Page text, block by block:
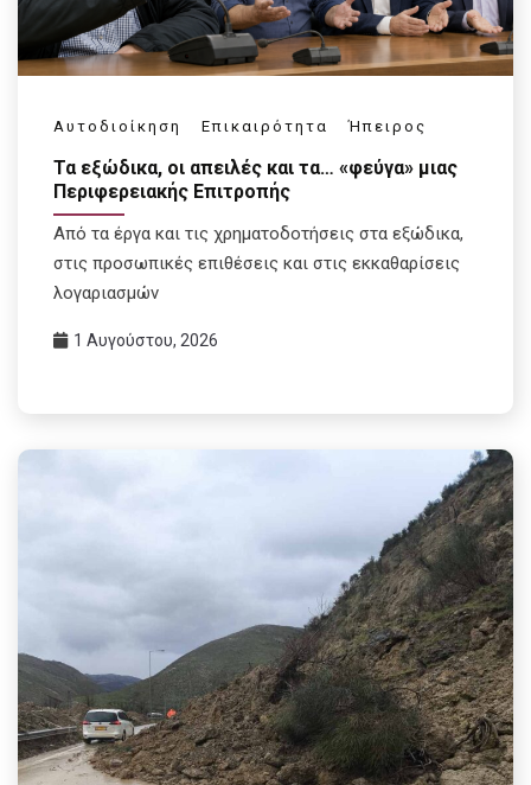
Αυτοδιοίκηση Επικαιρότητα Ήπειρος
Τα εξώδικα, οι απειλές και τα… «φεύγα» μιας
Περιφερειακής Επιτροπής
Από τα έργα και τις χρηματοδοτήσεις στα εξώδικα,
στις προσωπικές επιθέσεις και στις εκκαθαρίσεις
λογαριασμών
1 Αυγούστου, 2026